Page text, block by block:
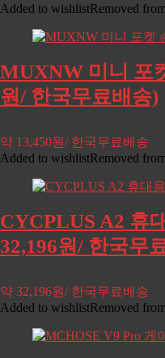
Added to wishlistRemoved
MUXNW 미니 포
원/ 한국무료배송)
약 13,450원/ 한국무료배송
Added to wishlistRemoved
CYCPLUS A2 휴
32,196원/ 한국무
약 32,196원/ 한국무료배송
Added to wishlistRemoved